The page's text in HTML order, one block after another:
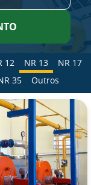
12 NR 13
NR 17
35 Outros